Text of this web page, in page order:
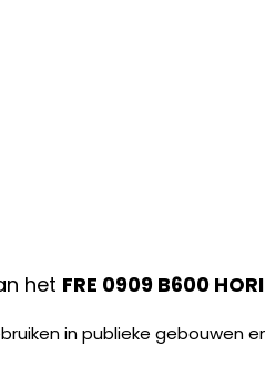
het FRE 0909 B600
in publieke gebouwen